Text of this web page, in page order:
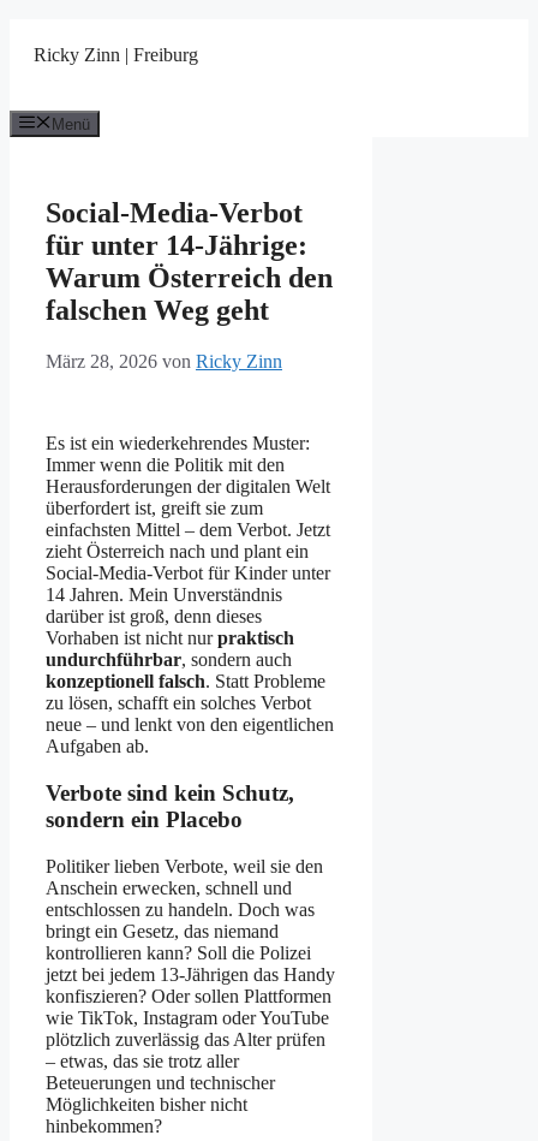
Inhalt
springen
Ricky Zinn | Freiburg
Menü
Social-Media-Verbot
für unter 14-Jährige:
Warum Österreich den
falschen Weg geht
März 28, 2026 von Ricky Zinn
Es ist ein wiederkehrendes Muster:
Immer wenn die Politik mit den
Herausforderungen der digitalen Welt
überfordert ist, greift sie zum
einfachsten Mittel – dem Verbot. Jetzt
zieht Österreich nach und plant ein
Social-Media-Verbot für Kinder unter
14 Jahren. Mein Unverständnis
darüber ist groß, denn dieses
Vorhaben ist nicht nurpraktisch
undurchführbar, sondern auch
konzeptionell falsch. Statt Probleme
zu lösen, schafft ein solches Verbot
neue – und lenkt von den eigentlichen
Aufgaben ab.
Verbote sind kein Schutz,
sondern ein Placebo
Politiker lieben Verbote, weil sie den
Anschein erwecken, schnell und
entschlossen zu handeln. Doch was
bringt ein Gesetz, das niemand
kontrollieren kann? Soll die Polizei
jetzt bei jedem 13-Jährigen das Handy
konfiszieren? Oder sollen Plattformen
wie TikTok, Instagram oder YouTube
plötzlich zuverlässig das Alter prüfen
– etwas, das sie trotz aller
Beteuerungen und technischer
Möglichkeiten bisher nicht
hinbekommen?